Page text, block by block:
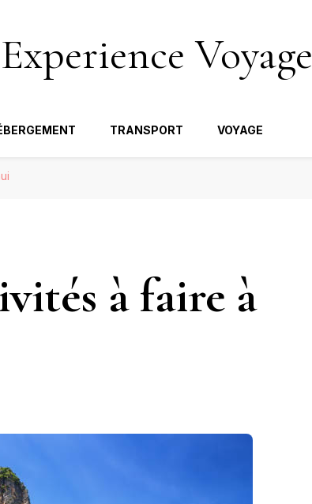
Experience Voyage
TRANSPORT VOYAGE
à faire à